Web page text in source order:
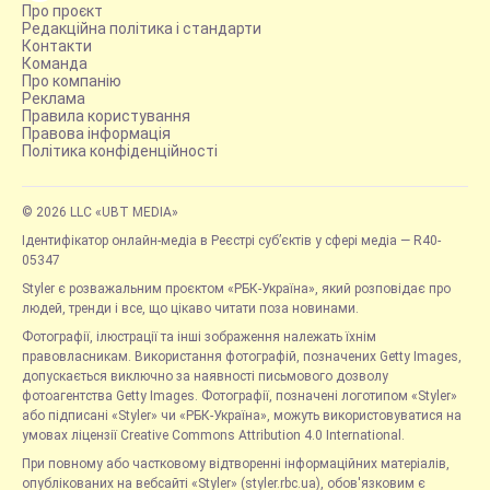
Про проєкт
Редакційна політика і стандарти
Контакти
Команда
Про компанію
Реклама
Правила користування
Правова інформація
Політика конфіденційності
© 2026 LLC «UBT MEDIA»
Ідентифікатор онлайн-медіа в Реєстрі суб’єктів у сфері медіа — R40-
05347
Styler є розважальним проєктом «РБК-Україна», який розповідає про
людей, тренди і все, що цікаво читати поза новинами.
Фотографії, ілюстрації та інші зображення належать їхнім
правовласникам. Використання фотографій, позначених Getty Images,
допускається виключно за наявності письмового дозволу
фотоагентства Getty Images. Фотографії, позначені логотипом «Styler»
або підписані «Styler» чи «РБК-Україна», можуть використовуватися на
умовах ліцензії Creative Commons Attribution 4.0 International.
При повному або частковому відтворенні інформаційних матеріалів,
опублікованих на вебсайті «Styler» (styler.rbc.ua), обов'язковим є